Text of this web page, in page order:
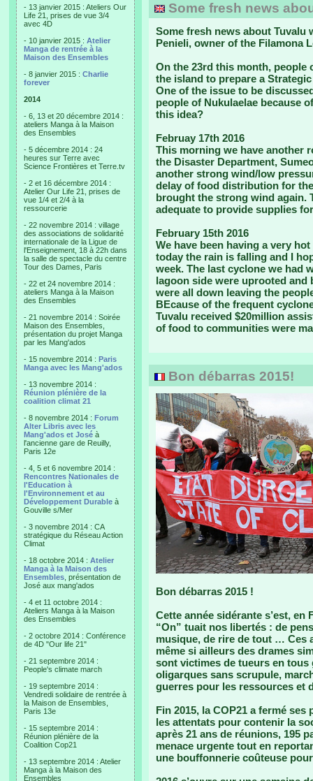
- 13 janvier 2015 : Ateliers Our
Life 21, prises de vue 3/4
avec 4D
- 10 janvier 2015 : Atelier
Manga de rentrée à la
Maison des Ensembles
- 8 janvier 2015 : Charlie
forever
2014
- 6, 13 et 20 décembre 2014 :
ateliers Manga à la Maison
des Ensembles
- 5 décembre 2014 : 24
heures sur Terre avec
Science Frontières et Terre.tv
- 2 et 16 décembre 2014 :
Atelier Our Life 21, prises de
vue 1/4 et 2/4 à la
ressourcerie
- 22 novembre 2014 : village
des associations de solidarité
internationale de la Ligue de
l'Enseignement, 18 à 22h dans
la salle de spectacle du centre
Tour des Dames, Paris
- 22 et 24 novembre 2014 :
ateliers Manga à la Maison
des Ensembles
- 21 novembre 2014 : Soirée
Maison des Ensembles,
présentation du projet Manga
par les Mang'ados
- 15 novembre 2014 : Paris
Manga avec les Mang'ados
- 13 novembre 2014 :
Réunion plénière de la
coalition climat 21
- 8 novembre 2014 : Forum
Alter Libris avec les
Mang'ados et José à
l'ancienne gare de Reuilly,
Paris 12e
- 4, 5 et 6 novembre 2014 :
Rencontres Nationales de
l'Education à
l'Environnement et au
Développement Durable à
Gouville s/Mer
- 3 novembre 2014 : CA
stratégique du Réseau Action
Climat
- 18 octobre 2014 : Atelier
Manga à la Maison des
Ensembles , présentation de
José aux mang'ados
- 4 et 11 octobre 2014 :
Ateliers Manga à la Maison
des Ensembles
- 2 octobre 2014 : Conférence
de 4D "Our life 21"
- 21 septembre 2014 :
People's climate march
- 19 septembre 2014 :
Vendredi solidaire de rentrée à
la Maison de Ensembles,
Paris 13e
- 15 septembre 2014 :
Réunion plénière de la
Coalition Cop21
- 13 septembre 2014 : Atelier
Manga à la Maison des
Ensembles
Some fresh news
Some fresh news about Tuvalu
Penieli, owner of the Filamona
On the 23rd this month, people
the island to prepare a
One of the issue to be
people of Nukulaelae because
this idea?
Februay 17th 2016
This morning we have another
the Disaster Department,
another strong wind/low
delay of food distribution for
brought the strong wind again.
adequate to provide supplies
February 15th 2016
We have been having a very
today the rain is falling and I
week. The last cyclone we had
lagoon side were uprooted
were all down leaving the
BEcause of the frequent
Tuvalu received $20million
of food to communities were
Bon débarras 2015!
Bon débarras 2015 !
Cette année sidérante s’est, en
“On” tuait nos libertés : de
musique, de rire de tout … Ces
même si ailleurs des drames
sont victimes de tueurs en
oligarques sans scrupule,
guerres pour les ressources et
Fin 2015, la COP21 a fermé
les attentats pour contenir la
après 21 ans de réunions, 195
menace urgente tout en
une bouffonnerie coûteuse